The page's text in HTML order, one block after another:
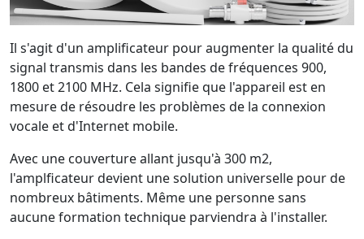
Il s'agit d'un amplificateur pour augmenter la qualité du
signal transmis dans les bandes de fréquences 900,
1800 et 2100 MHz. Cela signifie que l'appareil est en
mesure de résoudre les problèmes de la connexion
vocale et d'Internet mobile.
Avec une couverture allant jusqu'à 300 m2,
l'amplficateur devient une solution universelle pour de
nombreux bâtiments. Même une personne sans
aucune formation technique parviendra à l'installer.